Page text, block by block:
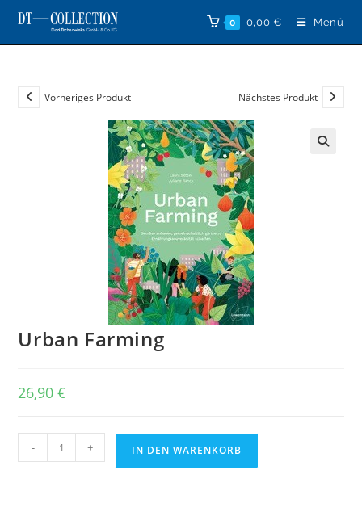
Zum
Inhalt
springen
0 0,00 € Menü
Vorheriges Produkt Nächstes Produkt
Urban Farming
26,90€
Farming
- + IN DEN WARENKORB